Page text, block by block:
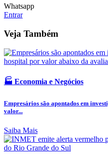
Whatsapp
Entrar
Veja Também
🏭 Economia e Negócios
Empresários são apontados em
valor...
Saiba Mais